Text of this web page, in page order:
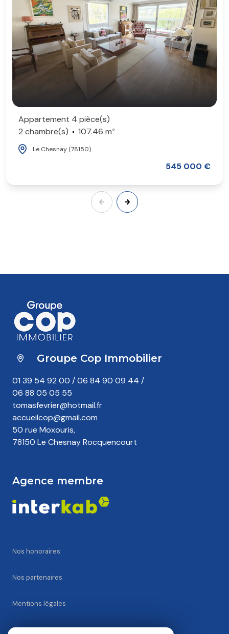
Appartement 4 pièce(s)
2 chambre(s)
107.46 m²
Le Chesnay (78150)
545 000 €
Groupe Cop Immobilier
01 39 54 92 00 /06 84 90 09 44 /
06 88 05 05 55
tomasfevrier@hotmail.fr
accueilcop@gmail.com
50 rue Moxouris,
78150 Le Chesnay Rocquencourt
Agence membre
Nos honoraires
Nos partenaires
Mentions légales
Plan du site